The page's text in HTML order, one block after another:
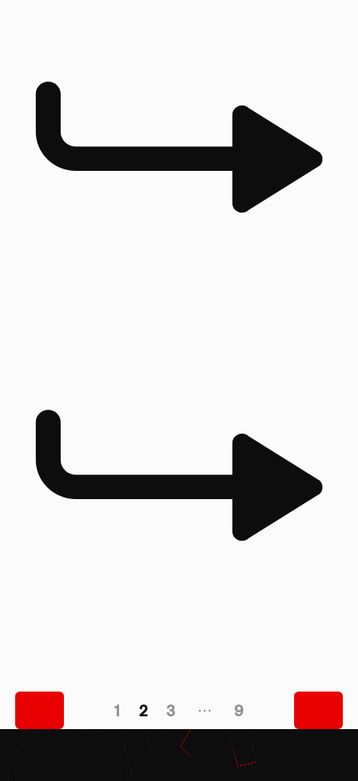
1 2 3 … 9